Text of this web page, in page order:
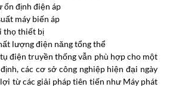
ổn định điện áp
máy biến áp
thọ thiết bị
lượng điện năng tổng thể
điện truyền thống vẫn phù hợp cho một
các cơ sở công nghiệp hiện đại ngày
từ các giải pháp tiên tiến như Máy phát